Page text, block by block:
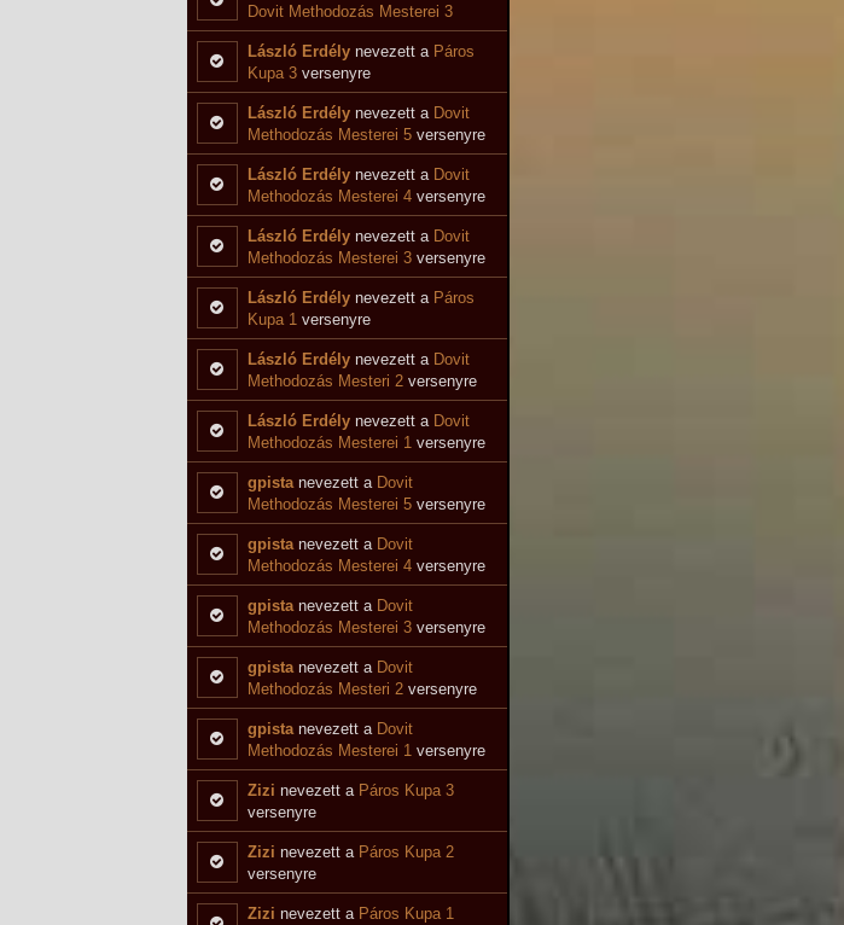
Dovit Methodozás Mesterei 3
versenyre
László Erdélynevezett a Páros
Kupa 3versenyre
László Erdélynevezett a Dovit
Methodozás Mesterei 5versenyre
László Erdélynevezett a Dovit
Methodozás Mesterei 4 versenyre
László Erdélynevezett a Dovit
Methodozás Mesterei 3versenyre
László Erdélynevezett a Páros
Kupa 1versenyre
László Erdélynevezett a Dovit
Methodozás Mesteri 2versenyre
László Erdélynevezett a Dovit
Methodozás Mesterei 1versenyre
gpistanevezett a Dovit
Methodozás Mesterei 5versenyre
gpistanevezett a Dovit
Methodozás Mesterei 4 versenyre
gpistanevezett a Dovit
Methodozás Mesterei 3versenyre
gpistanevezett a Dovit
Methodozás Mesteri 2versenyre
gpistanevezett a Dovit
Methodozás Mesterei 1versenyre
Zizi nevezett a Páros Kupa 3
versenyre
Zizi nevezett a Páros Kupa 2
versenyre
Zizi nevezett a Páros Kupa 1